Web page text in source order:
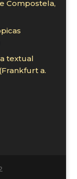
Compostela,
textual
a.